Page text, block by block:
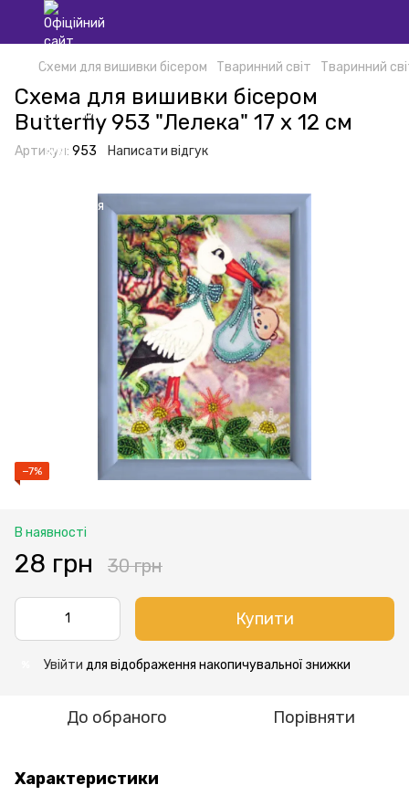
Схеми для вишивки бісером Тваринний світ Тваринний
Схема для вишивки бісером
Butterfly 953 "Лелека" 17 х 12 см
Артикул: 953 Написати відгук
−7%
В наявності
28 грн 30 грн
Купити
Увійти для відображення накопичувальної знижки
До обраного Порівняти
Характеристики